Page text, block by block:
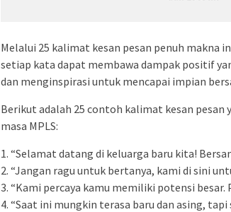
Melalui 25 kalimat kesan pesan penuh makna
setiap kata dapat membawa dampak positif
dan menginspirasi untuk mencapai impian
Berikut adalah 25 contoh kalimat kesan
masa MPLS:
1. “Selamat datang di keluarga baru kita!
2. “Jangan ragu untuk bertanya, kami di sini
3. “Kami percaya kamu memiliki potensi besar.
4. “Saat ini mungkin terasa baru dan asing,